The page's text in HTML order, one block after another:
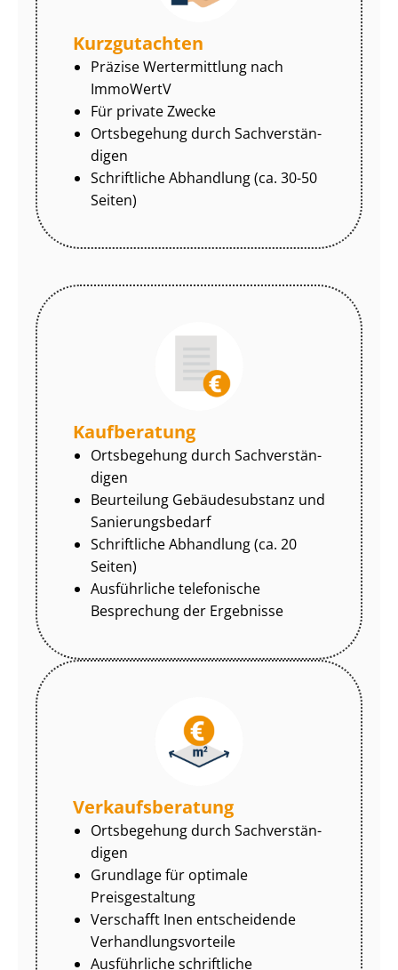
Kurzgutachten
Präzise Wertermittlung nach
ImmoWertV
Für private Zwecke
Ortsbegehung durch Sach­ver­stän­
di­gen
Schriftliche Abhandlung (ca. 30-50
Seiten)
Kaufberatung
Ortsbegehung durch Sach­ver­stän­
di­gen
Beurteilung Gebäudesubstanz und
Sa­nie­rungs­be­darf
Schriftliche Abhandlung (ca. 20
Seiten)
Ausführliche telefonische
Besprechung der Ergebnisse
Ver­kaufs­be­ra­tung
Ortsbegehung durch Sach­ver­stän­
di­gen
Grundlage für optimale
Preisgestaltung
Verschafft Inen entscheidende
Ver­hand­lungs­vor­tei­le
Ausführliche schriftliche